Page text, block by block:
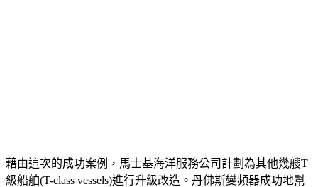
藉由這次的成功案例，馬士基海洋服務公司計劃為其他幾艘T
級船舶(T-class vessels)進行升級改造。丹佛斯變頻器成功地幫